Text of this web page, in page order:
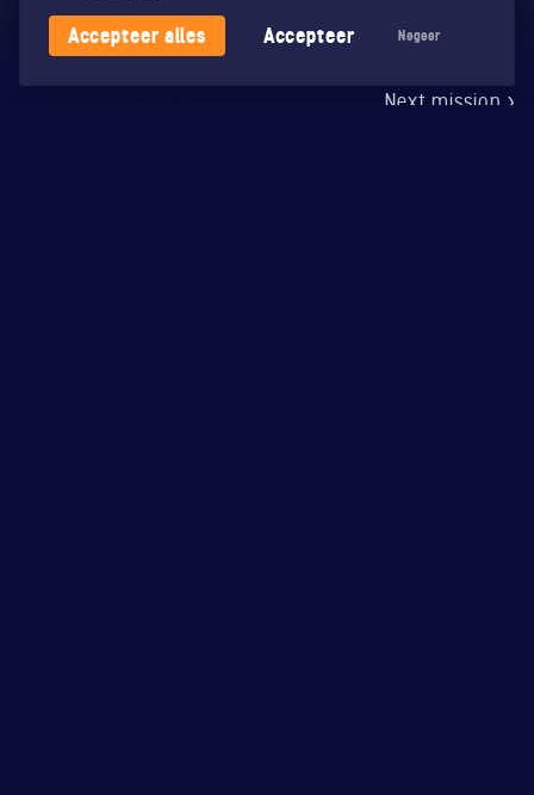
Accepteer alles Accepteer Negeer
Next mission >